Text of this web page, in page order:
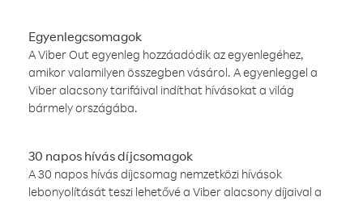
Egyenlegcsomagok
A Viber Out egyenleg hozzáadódik az egyenlegéhez,
amikor valamilyen összegben vásárol. A egyenleggel a
Viber alacsony tarifáival indíthat hívásokat a világ
bármely országába.
30 napos hívás díjcsomagok
A 30 napos hívás díjcsomag nemzetközi hívások
lebonyolítását teszi lehetővé a Viber alacsony díjaival a